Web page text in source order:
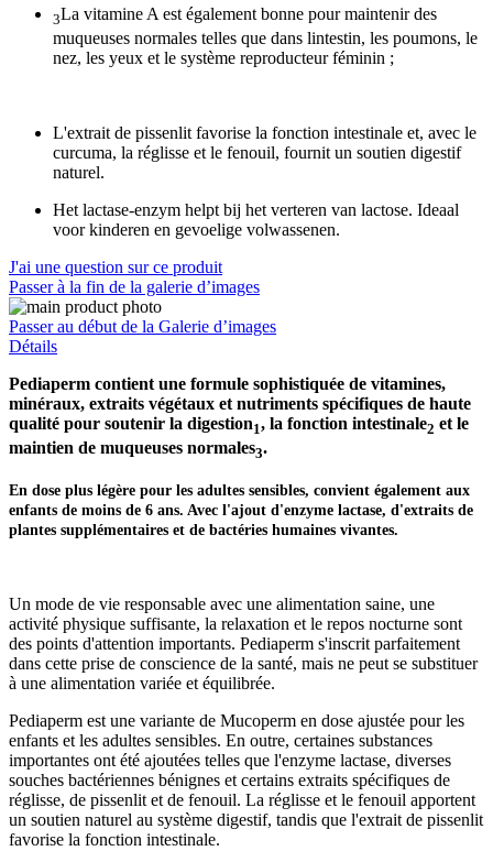
3La vitamine A est également bonne pourmaintenir des
muqueuses normales telles que dans lintestin, les poumons, le
nez, les yeux et le système reproducteur féminin ;
L'extrait de pissenlit favorise la fonction intestinale et, avec le
curcuma, la réglisse et le fenouil, fournit un soutien digestif
naturel.
Het lactase-enzym helpt bij het verteren van lactose. Ideaal
voor kinderen en gevoelige volwassenen.
J'ai une question sur ce produit
Passer à la fin de la galerie d’images
Passer au début de la Galerie d’images
Détails
Pediaperm contient une formule sophistiquée de vitamines,
minéraux, extraits végétaux et nutriments spécifiques de haute
qualité pour soutenir la digestion1, la fonction intestinale2 et le
maintien de muqueuses normales3.
En dose plus légère pour les adultes sensibles, convient également aux
enfants de moins de 6 ans. Avec l'ajout d'enzyme lactase, d'extraits de
plantes supplémentaires et de bactéries humaines vivantes.
Un mode de vie responsable avec une alimentation saine, une
activité physique suffisante, la relaxation et le repos nocturne sont
des points d'attention importants. Pediaperm s'inscrit parfaitement
dans cette prise de conscience de la santé, mais ne peut se substituer
à une alimentation variée et équilibrée.
Pediaperm est une variante de Mucoperm en dose ajustée pour les
enfants et les adultes sensibles. En outre, certaines substances
importantes ont été ajoutées telles que l'enzyme lactase, diverses
souches bactériennes bénignes et certains extraits spécifiques de
réglisse, de pissenlit et de fenouil. La réglisse et le fenouil apportent
un soutien naturel au système digestif, tandis que l'extrait de pissenlit
favorise la fonction intestinale.